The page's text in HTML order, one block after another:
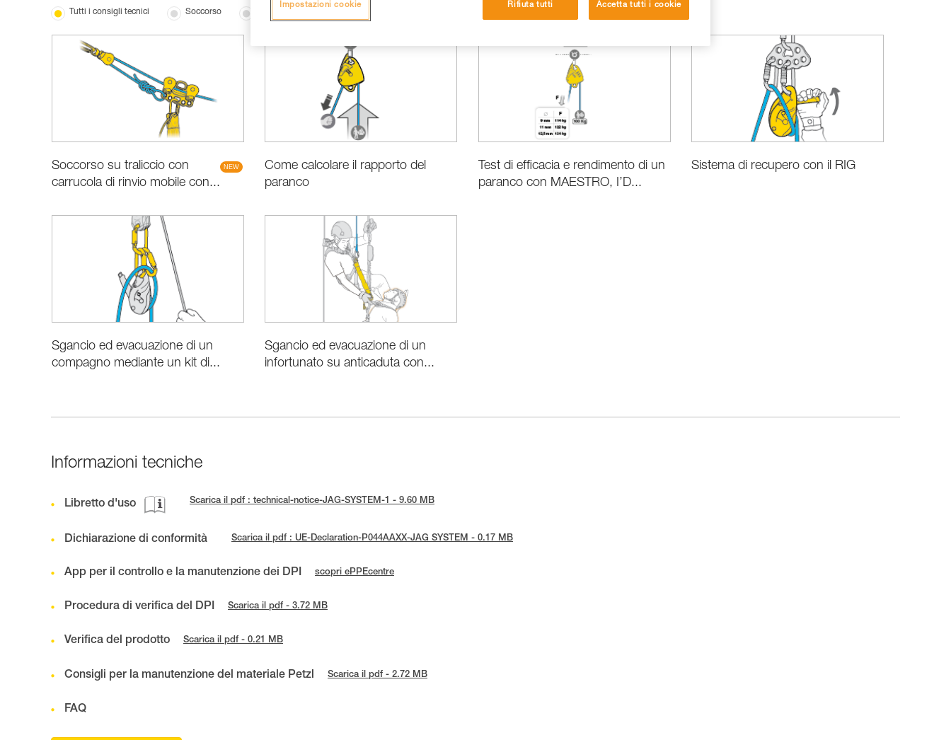
Tutti i consigli tecnici Soccorso
Soccorso su traliccio con
carrucola di rinvio mobile con...
Come calcolare il rapporto del
paranco
Test di efficacia e rendimento di un
paranco con MAESTRO, I’D...
Sistema di recupero con il RIG
Sgancio ed evacuazione di un
compagno mediante un kit di...
Sgancio ed evacuazione di un
infortunato su anticaduta con...
Informazioni tecniche
Libretto d'uso Scarica il pdf : technical-notice-JAG-SYSTEM-1 - 9.60 MB
Dichiarazione di conformità Scarica il pdf : UE-Declaration-P044AAXX-JAG SYSTEM - 0.17 MB
App per il controllo e la manutenzione dei DPI scopri ePPEcentre
Procedura di verifica del DPI Scarica il pdf - 3.72 MB
Verifica del prodotto Scarica il pdf - 0.21 MB
Consigli per la manutenzione del materiale Petzl Scarica il pdf - 2.72 MB
FAQ
Rifiuta tutti Accetta tutti i cookie
Impostazioni cookie